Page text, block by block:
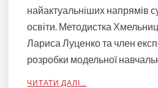
найактуальніших напрямів
освіти. Методистка
Лариса Луценко та член
розробки модельної
ЧИТАТИ ДАЛІ…